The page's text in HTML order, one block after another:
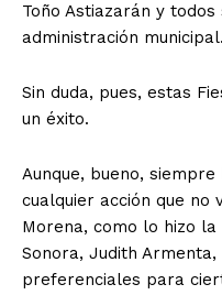
Toño Astiazarán y
administración municipal.
Sin duda, pues, estas
un éxito.
Aunque, bueno,
cualquier acción que no
Morena, como lo hizo
Sonora, Judith
preferenciales para